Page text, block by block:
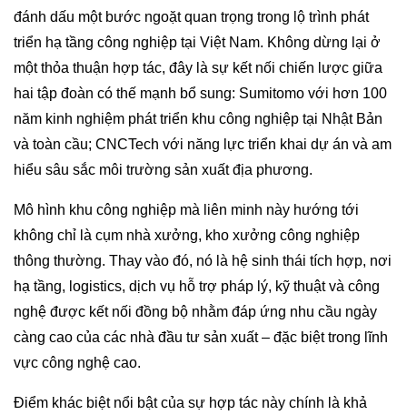
đánh dấu một bước ngoặt quan trọng trong lộ trình phát
triển hạ tầng công nghiệp tại Việt Nam. Không dừng lại ở
một thỏa thuận hợp tác, đây là sự kết nối chiến lược giữa
hai tập đoàn có thế mạnh bổ sung: Sumitomo với hơn 100
năm kinh nghiệm phát triển khu công nghiệp tại Nhật Bản
và toàn cầu; CNCTech với năng lực triển khai dự án và am
hiểu sâu sắc môi trường sản xuất địa phương.
Mô hình khu công nghiệp mà liên minh này hướng tới
không chỉ là cụm nhà xưởng, kho xưởng công nghiệp
thông thường. Thay vào đó, nó là hệ sinh thái tích hợp, nơi
hạ tầng, logistics, dịch vụ hỗ trợ pháp lý, kỹ thuật và công
nghệ được kết nối đồng bộ nhằm đáp ứng nhu cầu ngày
càng cao của các nhà đầu tư sản xuất – đặc biệt trong lĩnh
vực công nghệ cao.
Điểm khác biệt nổi bật của sự hợp tác này chính là khả